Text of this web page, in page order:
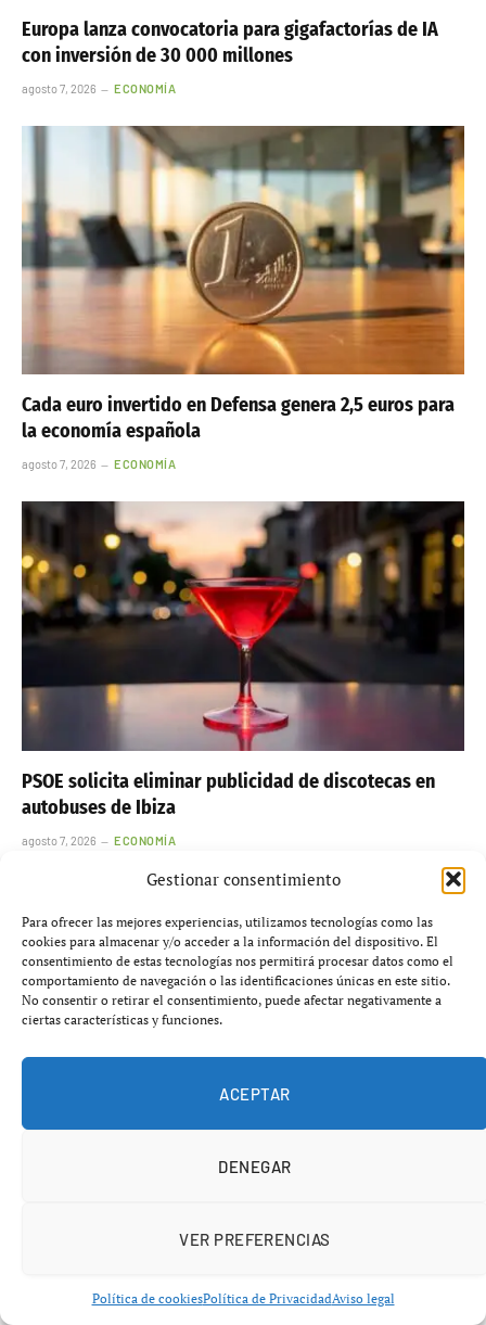
Gestionar consentimiento
Para ofrecer las mejores experiencias, utilizamos tecnologías como las
cookies para almacenar y/o acceder a la información del dispositivo. El
consentimiento de estas tecnologías nos permitirá procesar datos como el
comportamiento de navegación o las identificaciones únicas en este sitio.
No consentir o retirar el consentimiento, puede afectar negativamente a
ciertas características y funciones.
ACEPTAR
DENEGAR
VER PREFERENCIAS
Política de cookiesPolítica de PrivacidadAviso legal
Europa lanza convocatoria para gigafactorías de IA
con inversión de 30 000 millones
agosto 7, 2026 ECONOMÍA
Cada euro invertido en Defensa genera 2,5 euros para
la economía española
agosto 7, 2026 ECONOMÍA
PSOE solicita eliminar publicidad de discotecas en
autobuses de Ibiza
agosto 7, 2026 ECONOMÍA
AÑADIR UN COMENTARIO